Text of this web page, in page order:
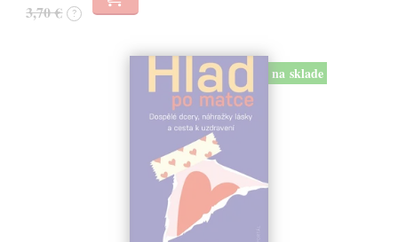
3,70 € ?
na sklade